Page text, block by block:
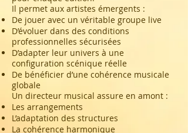
Il permet aux artistes émergents :
De jouer avec un véritable groupe live
D’évoluer dans des conditions
professionnelles sécurisées
D’adapter leur univers à une
configuration scénique réelle
De bénéficier d’une cohérence musicale
globale
Un directeur musical assure en amont :
Les arrangements
L’adaptation des structures
La cohérence harmonique